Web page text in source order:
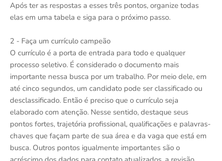
Após ter as respostas a esses três pontos, organize todas
elas em uma tabela e siga para o próximo passo.
2 - Faça um currículo campeão
O currículo é a porta de entrada para todo e qualquer
processo seletivo. É considerado o documento mais
importante nessa busca por um trabalho. Por meio dele, em
até cinco segundos, um candidato pode ser classificado ou
desclassificado. Então é preciso que o currículo seja
elaborado com atenção. Nesse sentido, destaque seus
pontos fortes, trajetória profissional, qualificações e palavras-
chaves que façam parte de sua área e da vaga que está em
busca. Outros pontos igualmente importantes são o